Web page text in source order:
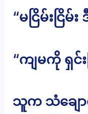
“မငြိမ်းငြိမ်
“ကျမကို ရှင်း
သူက သံချေ